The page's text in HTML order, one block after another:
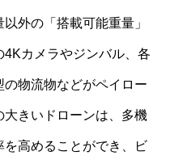
外の「搭載可能重量」
カメラやジンバル、各
物流物などがペイロー
大きいドローンは、多機
高めることができ、ビ